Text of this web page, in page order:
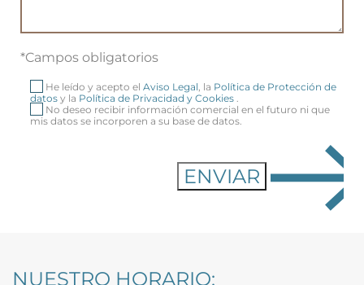
*Campos obligatorios
He leído y acepto el Aviso Legal, la Política de Protección de
datos y la Política de Privacidad y Cookies .
No deseo recibir información comercial en el futuro ni que
mis datos se incorporen a su base de datos.
NUESTRO HORARIO: